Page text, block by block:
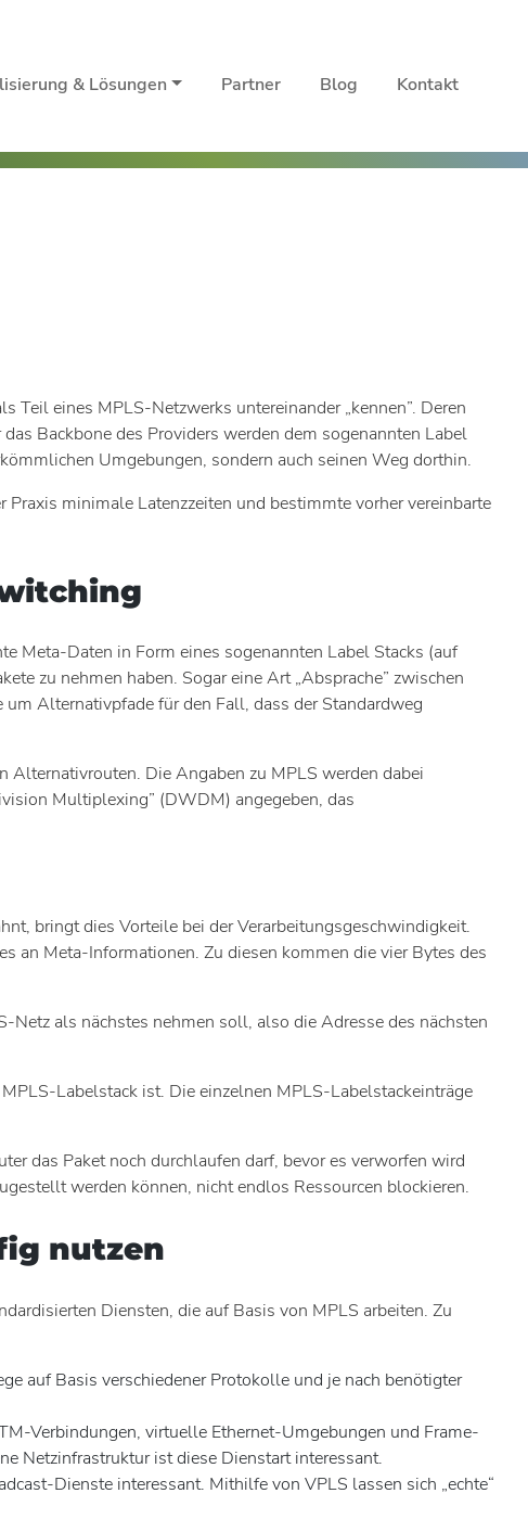
& Lösungen Partner Blog Kontakt
eines MPLS-Netzwerks untereinander „kennen”. Deren
Backbone des Providers werden dem sogenannten Label
Umgebungen, sondern auch seinen Weg dorthin.
minimale Latenzzeiten und bestimmte vorher vereinbarte
Meta-Daten in Form eines sogenannten Label Stacks (auf
zu nehmen haben. Sogar eine Art „Absprache” zwischen
Alternativpfade für den Fall, dass der Standardweg
Die Angaben zu MPLS werden dabei
Multiplexing” (DWDM) angegeben, das
bringt dies Vorteile bei der Verarbeitungsgeschwindigkeit.
an Meta-Informationen. Zu diesen kommen die vier Bytes des
Netz als nächstes nehmen soll, also die Adresse des nächsten
Labelstack ist. Die einzelnen MPLS-Labelstackeinträge
das Paket noch durchlaufen darf, bevor es verworfen wird
werden können, nicht endlos Ressourcen blockieren.
nutzen
Diensten, die auf Basis von MPLS arbeiten. Zu
auf Basis verschiedener Protokolle und je nach benötigter
Verbindungen, virtuelle Ethernet-Umgebungen und Frame-
Netzinfrastruktur ist diese Dienstart interessant.
Dienste interessant. Mithilfe von VPLS lassen sich „echte“